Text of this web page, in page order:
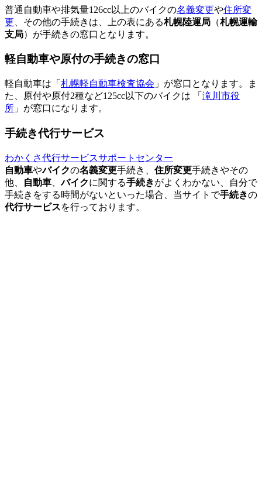
普通自動車や排気量126cc以上のバイクの名義変更や住所変
更 、その他の手続きは、上の表にある札幌陸運局 （札幌運輸
支局）が手続きの窓口となります。
軽自動車や原付の手続きの窓口
軽自動車は「 札幌軽自動車検査協会 」が窓口となります。ま
た、原付や原付2種など125cc以下のバイクは 「 滝川市役
所 」が窓口になります。
手続き代行サービス
わかくさ代行サービスサポートセンター
自動車やバイクの名義変更手続き、 住所変更手続きやその
他、
自動車 、バイクに関する手続きがよくわかない、自分で
手続きをする時間がないといった場合、当サイトで手続きの
代行サービスを行っております。